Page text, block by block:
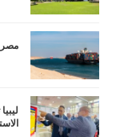
مصر